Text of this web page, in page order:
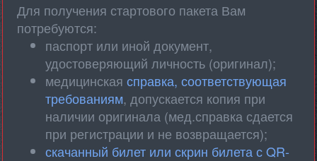
Для получения стартового пакета Вам
потребуются:
паспорт или иной документ,
удостоверяющий личность (оригинал);
медицинская справка, соответствующая
требованиям, допускается копия при
наличии оригинала (мед.справка сдается
при регистрации и не возвращается);
скачанный билет или скрин билета с QR-